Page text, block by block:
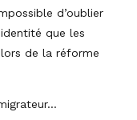
d’oublier
que les
de la réforme